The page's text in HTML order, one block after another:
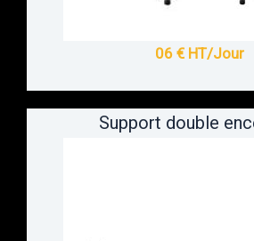
06 € HT/Jour
Support double